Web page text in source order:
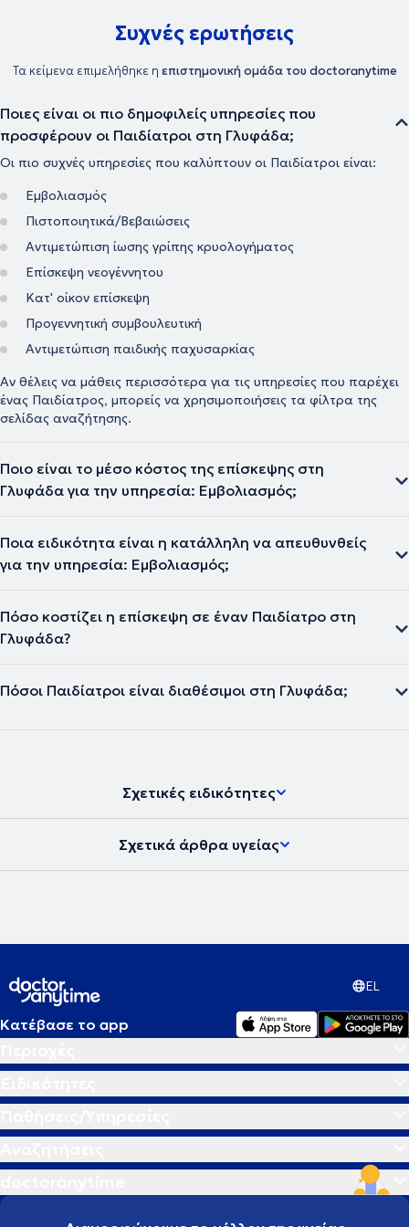
προετοιμάζοντας το ζευγάρι προγεννητικά, βοηθώντας τη
τα προβλήματα που προκύπτουν. Στο ιατρείο της φροντίζει για τη
της παιδικής ανάπτυξης και ανατροφής.
Συχνές ερωτήσεις
Τα κείμενα επιμελήθηκε η επιστημονική ομάδα του doctoranytime
Ποιες είναι οι πιο δημοφιλείς υπηρεσίες που
προσφέρουν οι Παιδίατροι στη Γλυφάδα;
Οι πιο συχνές υπηρεσίες που καλύπτουν οι Παιδίατροι είναι:
Εμβολιασμός
Πιστοποιητικά/Βεβαιώσεις
Αντιμετώπιση ίωσης γρίπης κρυολογήματος
Επίσκεψη νεογέννητου
Κατ' οίκον επίσκεψη
Προγεννητική συμβουλευτική
Αντιμετώπιση παιδικής παχυσαρκίας
Αν θέλεις να μάθεις περισσότερα για τις υπηρεσίες που παρέχει
ένας Παιδίατρος, μπορείς να χρησιμοποιήσεις τα φίλτρα της
σελίδας αναζήτησης.
Ποιο είναι το μέσο κόστος της επίσκεψης στη
Γλυφάδα για την υπηρεσία: Εμβολιασμός;
Ποια ειδικότητα είναι η κατάλληλη να απευθυνθείς
για την υπηρεσία: Εμβολιασμός;
Πόσο κοστίζει η επίσκεψη σε έναν Παιδίατρο στη
Γλυφάδα?
Πόσοι Παιδίατροι είναι διαθέσιμοι στη Γλυφάδα;
Σχετικές ειδικότητες
Σχετικά άρθρα υγείας
EL
Κατέβασε το app